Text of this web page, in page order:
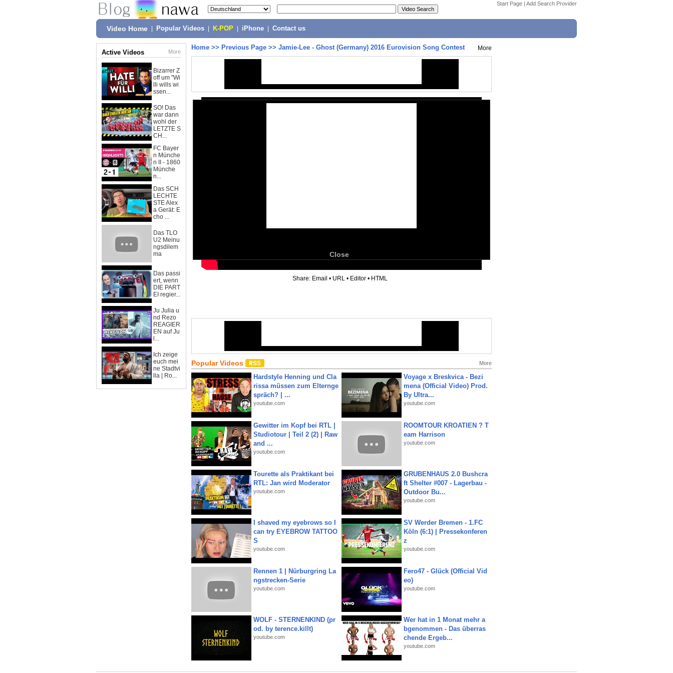
Start Page | Add Search Provider
Video Home Popular Videos K-POP iPhone Contact us
Active Videos More
Bizarrer Z
off um "Wi
lli wills wi
ssen...
SO! Das
war dann
wohl der
LETZTE S
CH...
FC Bayer
n Münche
n II - 1860
Münche
n...
Das SCH
LECHTE
STE Alex
a Gerät: E
cho ...
Das TLO
U2 Meinu
ngsdilem
ma
Das passi
ert, wenn
DIE PART
EI regier...
Ju Julia u
nd Rezo
REAGIER
EN auf Ju
l...
Ich zeige
euch mei
ne Stadtvi
lla | Ro...
Home >> Previous Page >> Jamie-Lee - Ghost (Germany) 2016 Eurovision Song Contest More
Close
Share: Email • URL • Editor • HTML
Popular Videos More
Hardstyle Henning und Cla
rissa müssen zum Elternge
spräch? | ...
youtube.com
Voyage x Breskvica - Bezi
mena (Official Video) Prod.
By Ultra...
youtube.com
Gewitter im Kopf bei RTL |
Studiotour | Teil 2 (2) | Raw
and ...
youtube.com
ROOMTOUR KROATIEN ? T
eam Harrison
youtube.com
Tourette als Praktikant bei
RTL: Jan wird Moderator
youtube.com
GRUBENHAUS 2.0 Bushcra
ft Shelter #007 - Lagerbau -
Outdoor Bu...
youtube.com
I shaved my eyebrows so I
can try EYEBROW TATTOO
S
youtube.com
SV Werder Bremen - 1.FC
Köln (6:1) | Pressekonferen
z
youtube.com
Rennen 1 | Nürburgring La
ngstrecken-Serie
youtube.com
Fero47 - Glück (Official Vid
eo)
youtube.com
WOLF - STERNENKIND (pr
od. by terence.killt)
youtube.com
Wer hat in 1 Monat mehr a
bgenommen - Das überras
chende Ergeb...
youtube.com